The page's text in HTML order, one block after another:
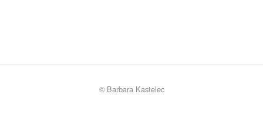
© Barbara Kastelec